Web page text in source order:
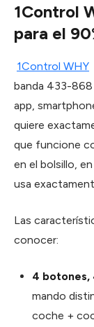
1Control
para el
1Control WHY
banda 433-
app,
quiere
que funcione
en el bolsillo,
usa
Las
conocer:
4 botones,
mando
coche +